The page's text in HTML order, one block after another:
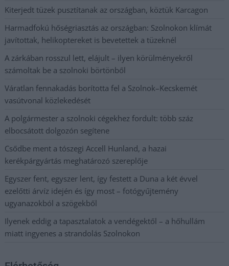
Kiterjedt tüzek pusztítanak az országban, köztük Karcagon
Harmadfokú hőségriasztás az országban: Szolnokon klímát
javítottak, helikoptereket is bevetettek a tüzeknél
A zárkában rosszul lett, elájult – ilyen körülményekről
számoltak be a szolnoki börtönből
Váratlan fennakadás borította fel a Szolnok–Kecskemét
vasútvonal közlekedését
A polgármester a szolnoki cégekhez fordult: több száz
elbocsátott dolgozón segítene
Csődbe ment a tószegi Accell Hunland, a hazai
kerékpárgyártás meghatározó szereplője
Egyszer fent, egyszer lent, így festett a Duna a két évvel
ezelőtti árvíz idején és így most – fotógyűjtemény
ugyanazokból a szögekből
Ilyenek eddig a tapasztalatok a vendégektől – a hőhullám
miatt ingyenes a strandolás Szolnokon